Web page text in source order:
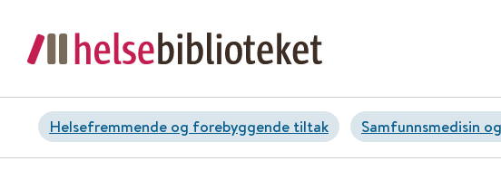
Helsefremmende og forebyggende tiltak Samfunnsmedisin